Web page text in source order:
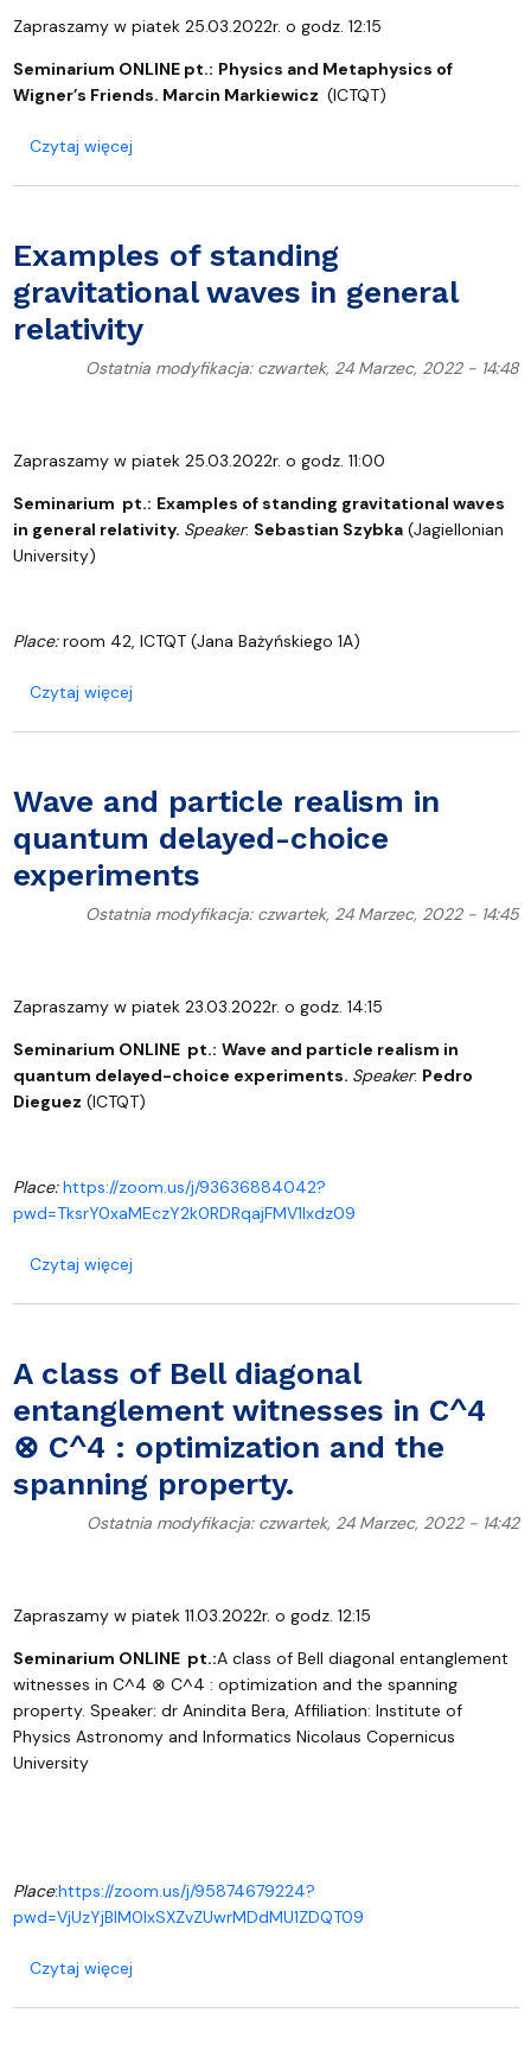
Zapraszamy w piatek 25.03.2022r. o godz. 12:15
Seminarium ONLINE pt.: Physics and Metaphysics of
Wigner’s Friends. Marcin Markiewicz (ICTQT)
Czytaj więcejo Physics and Metaphysics of Wigner’s Friends
Examples of standing
gravitational waves in general
relativity
Ostatnia modyfikacja: czwartek, 24 Marzec, 2022 - 14:48
Zapraszamy w piatek 25.03.2022r. o godz. 11:00
Seminarium pt.: Examples of standing gravitational waves
in general relativity. Speaker: Sebastian Szybka(Jagiellonian
University)
Place:room 42, ICTQT (Jana Bażyńskiego 1A)
Czytaj więcejo Examples of standing gravitational waves in
Wave and particle realism in
quantum delayed-choice
experiments
Ostatnia modyfikacja: czwartek, 24 Marzec, 2022 - 14:45
Zapraszamy w piatek 23.03.2022r. o godz. 14:15
Seminarium ONLINE pt.: Wave and particle realism in
quantum delayed-choice experiments. Speaker: Pedro
Dieguez (ICTQT)
Place:https://zoom.us/j/93636884042?
pwd=TksrY0xaMEczY2k0RDRqajFMV1lxdz09
Czytaj więcejo Wave and particle realism in quantum delayed-
A class of Bell diagonal
entanglement witnesses in C^4
⊗ C^4 : optimization and the
spanning property.
Ostatnia modyfikacja: czwartek, 24 Marzec, 2022 - 14:42
Zapraszamy w piatek 11.03.2022r. o godz. 12:15
Seminarium ONLINE pt.:A class of Bell diagonal entanglement
witnesses in C^4 ⊗ C^4 : optimization and the spanning
property. Speaker: dr Anindita Bera, Affiliation: Institute of
Physics Astronomy and Informatics Nicolaus Copernicus
University
Place:https://zoom.us/j/95874679224?
pwd=VjUzYjBIM0lxSXZvZUwrMDdMU1ZDQT09
Czytaj więcejo A class of Bell diagonal entanglement